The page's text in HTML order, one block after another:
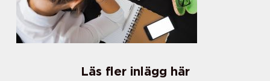
Läs fler inlägg här